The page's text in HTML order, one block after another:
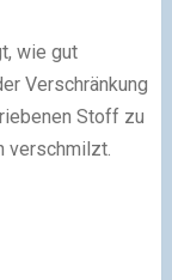
wie gut
Verschränkung
Stoff zu
verschmilzt.